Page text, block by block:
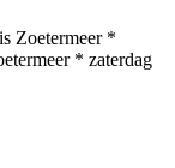
Zoetermeer *
* zaterdag